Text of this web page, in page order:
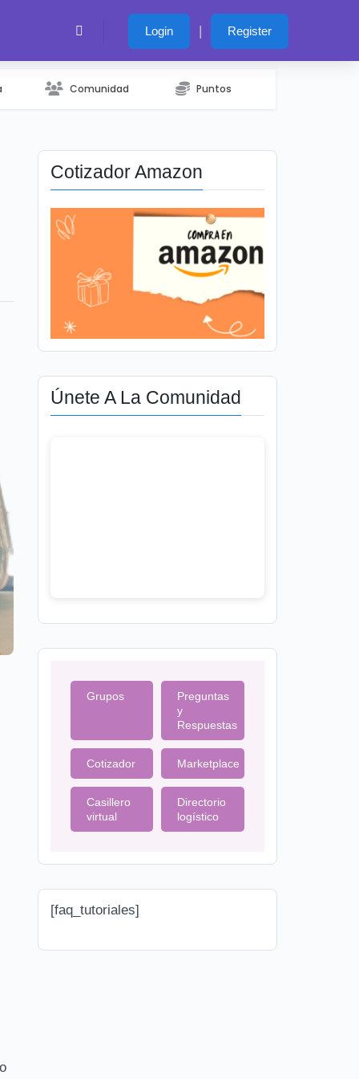
Login | Register
Comunidad Puntos
Cotizador Amazon
Únete A La Comunidad
Grupos
Preguntas
y
Respuestas
Cotizador Marketplace
Casillero
virtual
Directorio
logístico
[faq_tutoriales]